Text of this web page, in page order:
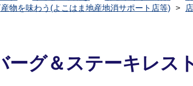
物を味わう(よこはま地産地消サポート店等)
ーグ＆ステーキレス